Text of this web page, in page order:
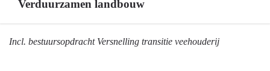
Verduurzamen landbouw
TerugIncl. bestuursopdracht Versnelling transitie veehouderij